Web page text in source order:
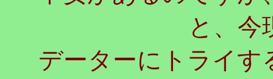
と、今
データーにトライす